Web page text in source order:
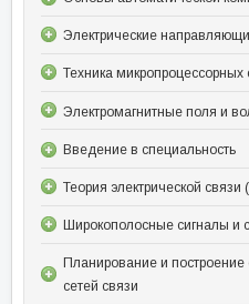
Электрические
Техника микропроцессорных
Электромагнитные поля и
Введение в специальность
Теория электрической связи
Широкополосные сигналы и
Планирование и
сетей связи